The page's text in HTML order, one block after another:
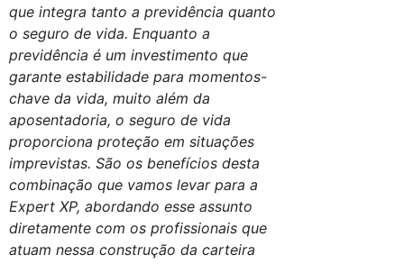
que integra tanto a previdência quanto
o seguro de vida. Enquanto a
previdência é um investimento que
garante estabilidade para momentos-
chave da vida, muito além da
aposentadoria, o seguro de vida
proporciona proteção em situações
imprevistas. São os benefícios desta
combinação que vamos levar para a
Expert XP, abordando esse assunto
diretamente com os profissionais que
atuam nessa construção da carteira